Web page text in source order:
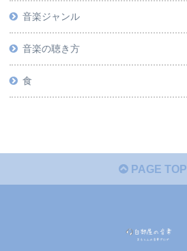
音楽ジャンル
音楽の聴き方
食
PAGE TOP